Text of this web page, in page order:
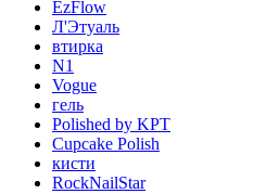
EzFlow
Л'Этуаль
втирка
N1
Vogue
гель
Polished by KPT
Cupcake Polish
кисти
RockNailStar